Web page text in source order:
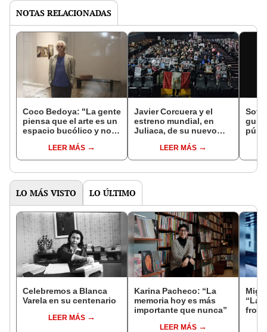
NOTAS RELACIONADAS
Coco Bedoya: "La gente
piensa que el arte es un
espacio bucólico y no
LEER MÁS
Javier Corcuera y el
estreno mundial, en
Juliaca, de su nuevo
(escuchar), sobre las
víctimas del 9 de enero
LEER MÁS
LO MÁS VISTO LO ÚLTIMO
Celebremos a Blanca
Varela en su centenario
LEER MÁS
Karina Pacheco: “La
memoria hoy es más
importante que nunca”
LEER MÁS
“La